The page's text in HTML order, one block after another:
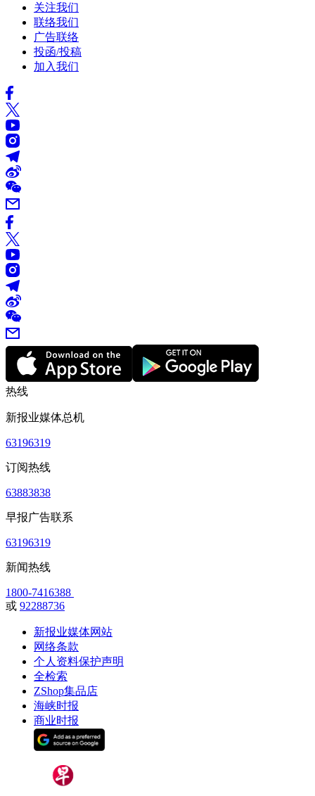
关注我们
联络我们
广告联络
投函/投稿
加入我们
热线
新报业媒体总机
63196319
订阅热线
63883838
早报广告联系
63196319
新闻热线
1800-7416388
或 92288736
新报业媒体网站
网络条款
个人资料保护声明
全检索
ZShop集品店
海峡时报
商业时报